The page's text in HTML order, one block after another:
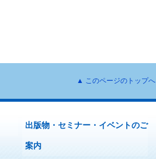
▲ このページのトップへ
出版物・セミナー・イベントのご
案内